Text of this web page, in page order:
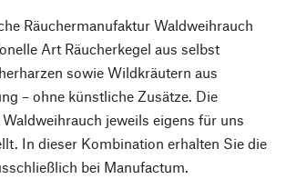
Räuchermanufaktur Waldweihrauch
Art Räucherkegel aus selbst
sowie Wildkräutern aus
– ohne künstliche Zusätze. Die
jeweils eigens für uns
In dieser Kombination erhalten Sie die
bei Manufactum.